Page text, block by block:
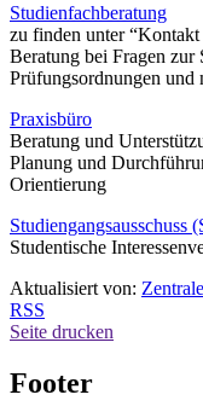
Studienfachberatung
zu finden unter
Beratung bei Fragen zur
Prüfungsordnungen
Praxisbüro
Beratung und
Planung und
Orientierung
Studiengangsausschuss
Studentische
Aktualisiert von:
RSS
Seite drucken
Footer